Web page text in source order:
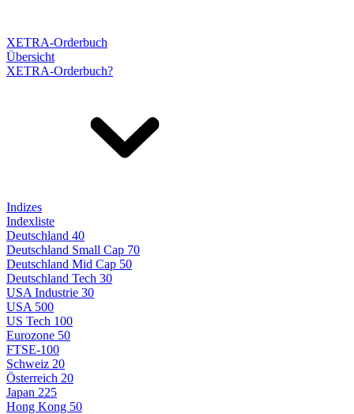
XETRA-Orderbuch
Übersicht
XETRA-Orderbuch?
Indizes
Indexliste
Deutschland 40
Deutschland Small Cap 70
Deutschland Mid Cap 50
Deutschland Tech 30
USA Industrie 30
USA 500
US Tech 100
Eurozone 50
FTSE-100
Schweiz 20
Österreich 20
Japan 225
Hong Kong 50